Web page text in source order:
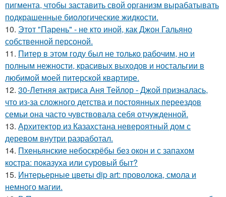
пигмента, чтобы заставить свой организм вырабатывать
подкрашенные биологические жидкости.
10. Этот "Парень" - не кто иной, как Джон Гальяно
собственной персоной.
11. Питер в этом году был не только рабочим, но и
полным нежности, красивых выходов и ностальгии в
любимой моей питерской квартире.
12. 30-Летняя актриса Аня Тейлор - Джой призналась,
что из-за сложного детства и постоянных переездов
семьи она часто чувствовала себя отчужденной.
13. Архитектор из Казахстана невероятный дом с
деревом внутри разработал.
14. Пхеньянские небоскрёбы без окон и с запахом
костра: показуха или суровый быт?
15. Интерьерные цветы dip art: проволока, смола и
немного магии.